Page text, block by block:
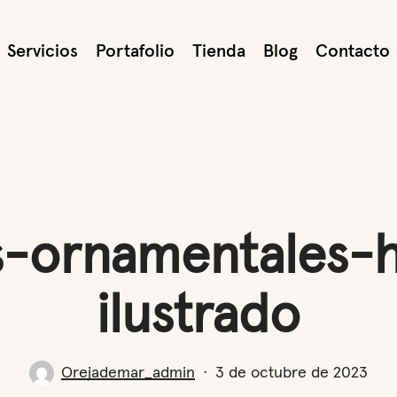
Servicios Portafolio Tienda Blog Contacto
ilustrado
Orejademar_admin 3 de octubre de 2023